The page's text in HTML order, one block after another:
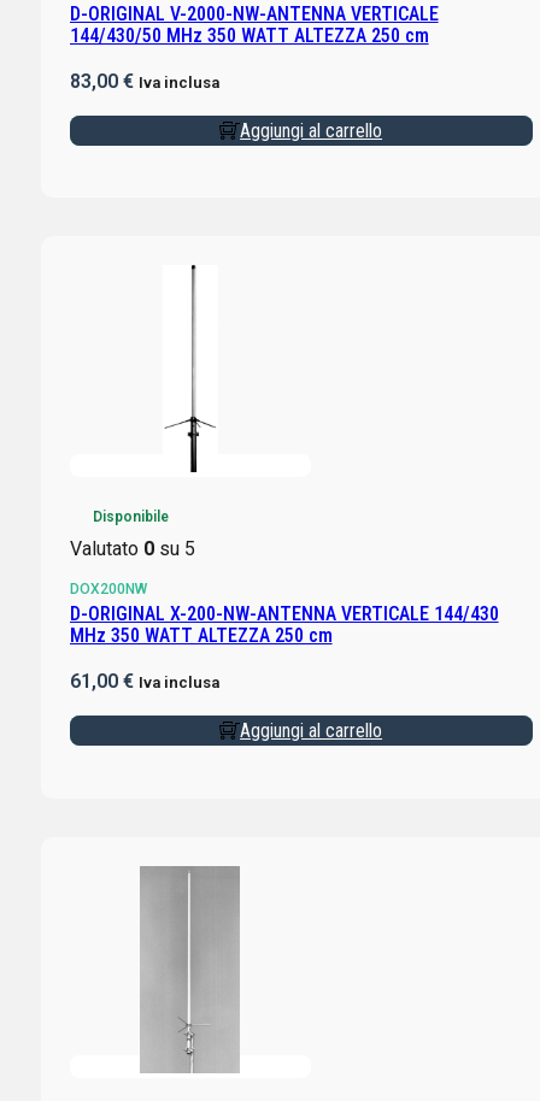
D-ORIGINAL V-2000-NW-ANTENNA VERTICALE
144/430/50 MHz 350 WATT ALTEZZA 250 cm
83,00 € Iva inclusa
Aggiungi al carrello
Disponibile
Valutato 0su 5
DOX200NW
D-ORIGINAL X-200-NW-ANTENNA VERTICALE 144/430
MHz 350 WATT ALTEZZA 250 cm
61,00 € Iva inclusa
Aggiungi al carrello